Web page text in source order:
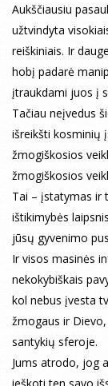
Aukščiausiu
užtvindyta
reiškiniais. Ir
hobį padarė
įtraukdami juos į
Tačiau neįvedus
išreikšti kosminių
žmogiškosios
žmogiškosios
Tai – įstatymas ir
ištikimybės
jūsų gyvenimo
Ir visos masinės
nekokybiškais
kol nebus įvesta
žmogaus ir
santykių sferoje.
Jums atrodo, jog